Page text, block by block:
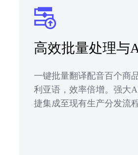
高效批量处理与
一键批量翻译配音百个商
利亚语，效率倍增。强大
捷集成至现有生产分发流程